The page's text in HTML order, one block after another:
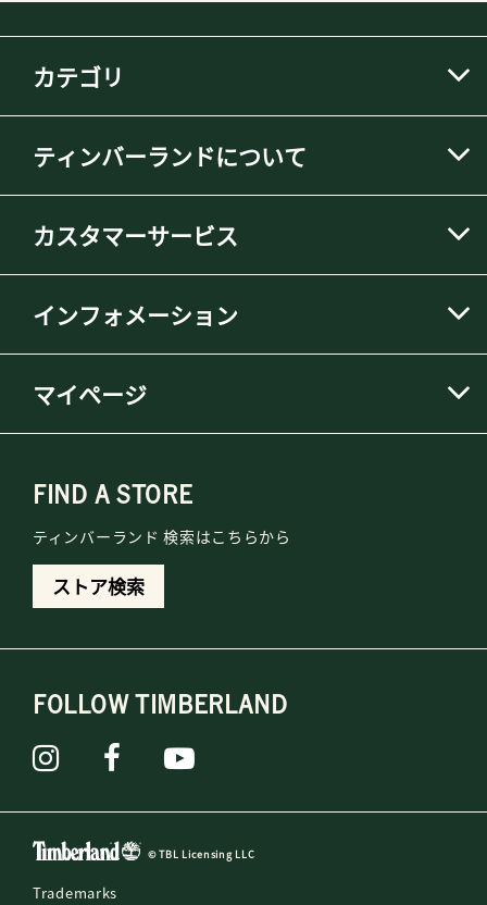
カテゴリ
ティンバーランドについて
カスタマーサービス
インフォメーション
マイページ
FIND A STORE
ティンバーランド 検索はこちらから
ストア検索
FOLLOW TIMBERLAND
© TBL Licensing LLC
Trademarks